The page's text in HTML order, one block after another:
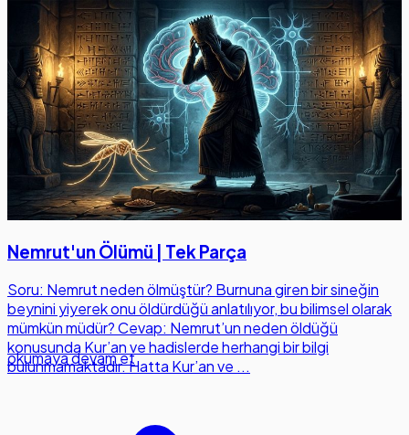
Nemrut'un Ölümü | Tek Parça
Soru: Nemrut neden ölmüştür? Burnuna giren bir sineğin
beynini yiyerek onu öldürdüğü anlatılıyor, bu bilimsel olarak
mümkün müdür? Cevap: Nemrut’un neden öldüğü
konusunda Kur’an ve hadislerde herhangi bir bilgi
bulunmamaktadır. Hatta Kur’an ve ...
okumaya devam et